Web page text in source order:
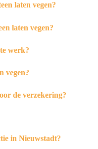
laten vegen?
laten vegen?
werk?
vegen?
de verzekering?
in Nieuwstadt?